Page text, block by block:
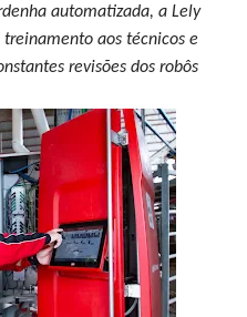
automatizada, a Lely
aos técnicos e
revisões dos robôs